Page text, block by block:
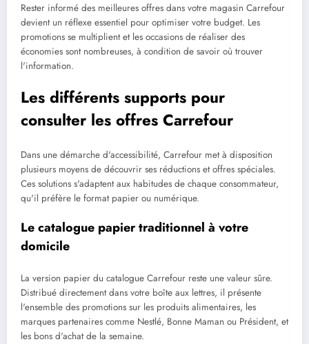
Rester informé des meilleures offres dans votre magasin Carrefour
devient un réflexe essentiel pour optimiser votre budget. Les
promotions se multiplient et les occasions de réaliser des
économies sont nombreuses, à condition de savoir où trouver
l'information.
Les différents supports pour
consulter les offres Carrefour
Dans une démarche d'accessibilité, Carrefour met à disposition
plusieurs moyens de découvrir ses réductions et offres spéciales.
Ces solutions s'adaptent aux habitudes de chaque consommateur,
qu'il préfère le format papier ou numérique.
Le catalogue papier traditionnel à votre
domicile
La version papier du catalogue Carrefour reste une valeur sûre.
Distribué directement dans votre boîte aux lettres, il présente
l'ensemble des promotions sur les produits alimentaires, les
marques partenaires comme Nestlé, Bonne Maman ou Président, et
les bons d'achat de la semaine.